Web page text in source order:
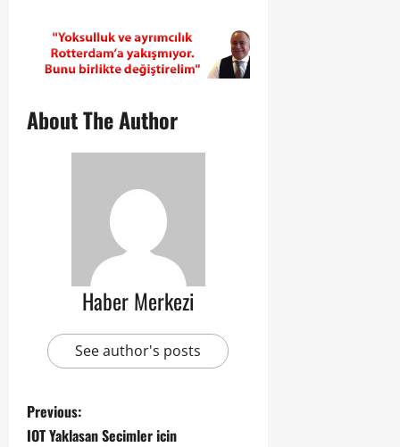
About The Author
Haber Merkezi
See author's posts
Previous:
IOT Yaklasan Secimler icin